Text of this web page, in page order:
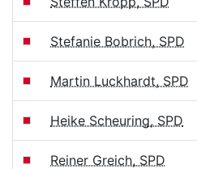
Stefanie Bobrich, SPD
Martin Luckhardt, SPD
Heike Scheuring, SPD
Reiner Greich, SPD